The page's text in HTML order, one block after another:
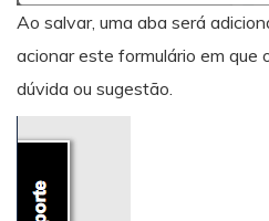
Ao salvar, uma aba será
acionar este formulário em que
dúvida ou sugestão.